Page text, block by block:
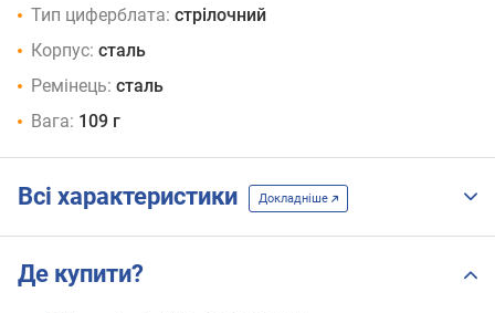
Тип циферблата: стрілочний
Корпус: сталь
Ремінець: сталь
Вага: 109 г
Всі характеристики Докладніше
Де купити?